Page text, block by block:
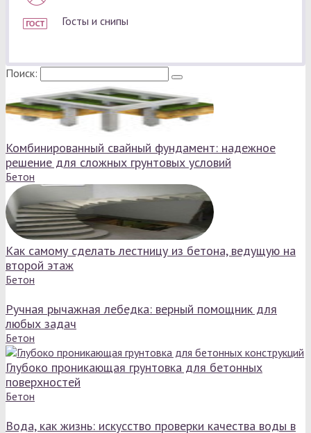
Госты и снипы
Поиск:
Комбинированный свайный фундамент: надежное
решение для сложных грунтовых условий
Бетон
Как самому сделать лестницу из бетона, ведущую на
второй этаж
Бетон
Ручная рычажная лебедка: верный помощник для
любых задач
Бетон
Глубоко проникающая грунтовка для бетонных
поверхностей
Бетон
Вода, как жизнь: искусство проверки качества воды в